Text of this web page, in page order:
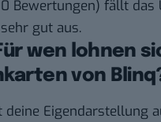
Bewertungen) fällt das
gut aus.
wen lohnen
von
deine Eigendarstellung